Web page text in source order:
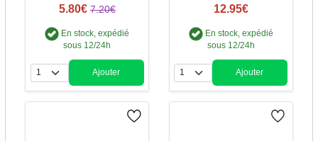
5.80€ 7.20€
En stock, expédié
sous 12/24h
Quantité
Ajouter
12.95€
En stock, expédié
sous 12/24h
Quantité
Ajouter